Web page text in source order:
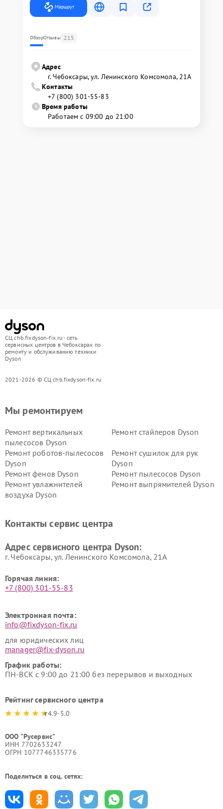
Маршрут
ОбзорОтзывы 215
Адрес
г. Чебоксары, ул. Ленинского Комсомола, 21А
Контакты
+7 (800) 301-55-83
Время работы
Работаем с 09:00 до 21:00
СЦ chb.fixdyson-fix.ru - сеть
сервисных центров в Чебоксарах по
ремонту и обслуживанию техники
Dyson
2021-2026 © СЦ chb.fixdyson-fix.ru
Мы ремонтируем
Ремонт вертикальных
пылесосов Dyson
Ремонт стайлеров Dyson
Ремонт роботов-пылесосов
Dyson
Ремонт сушилок для рук
Dyson
Ремонт фенов Dyson
Ремонт пылесосов Dyson
Ремонт увлажнителей
воздуха Dyson
Ремонт выпрямителей Dyson
Контакты сервис центра
Адрес сервисного центра Dyson:
г. Чебоксары, ул. Ленинского Комсомола, 21А
Горячая линия:
+7 (800) 301-55-83
Электронная почта:
info@fixdyson-fix.ru
для юридических лиц
manager@fix-dyson.ru
График работы:
ПН-ВСК с 9:00 до 21:00 без перерывов и выходных
Рейтинг сервисного центра
4.9-5.0
ООО "Русервис"
ИНН 7702633247
ОГРН 1077746335776
Поделиться в соц. сетях: